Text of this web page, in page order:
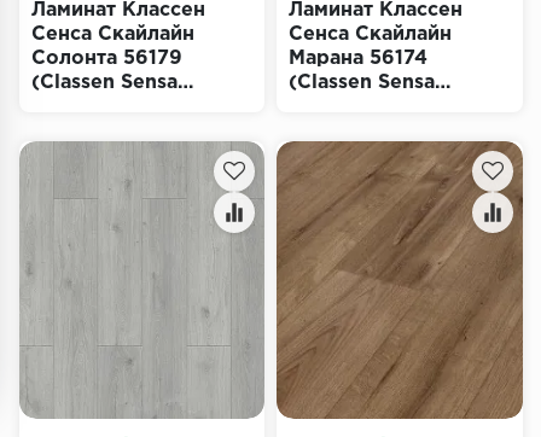
Строительные материалы
Ламинат Классен
Сенса Скайлайн
Солонта 56179
(Classen Sensa
Ламинат Классен
Сенса Скайлайн
Марана 56174
(Classen Sensa